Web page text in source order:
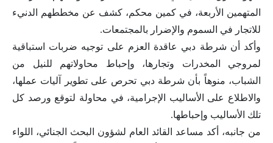
المتهمين الأربعة، في كمين محكم، كشف عن مخططهم الدنيء
للاتجار في السموم والإضرار بالمجتمعات.
وأكد أن شرطة دبي عاقدة العزم على توجيه ضربات استباقية
لمروجي المخدرات وتجارها، وإحباط محاولاتهم للنيل من
الشباب، منوهاً بأن شرطة دبي تحرص على تطوير آليات عملها،
والاطلاع على الأساليب الإجرامية، في محاولة لتوقع ورصد كل
تلك الأساليب وإحباطها.
من جانبه، أكد مساعد القائد العام لشؤون البحث الجنائي، اللواء